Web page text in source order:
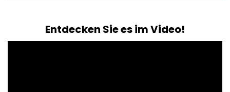
Entdecken Sie es im Video!